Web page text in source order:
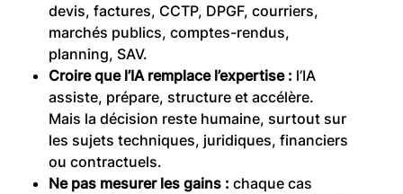
devis, factures, CCTP, DPGF, courriers,
marchés publics, comptes-rendus,
planning, SAV.
Croire que l’IA remplace l’expertise : l’IA
assiste, prépare, structure et accélère.
Mais la décision reste humaine, surtout sur
les sujets techniques, juridiques, financiers
ou contractuels.
Ne pas mesurer les gains : chaque cas